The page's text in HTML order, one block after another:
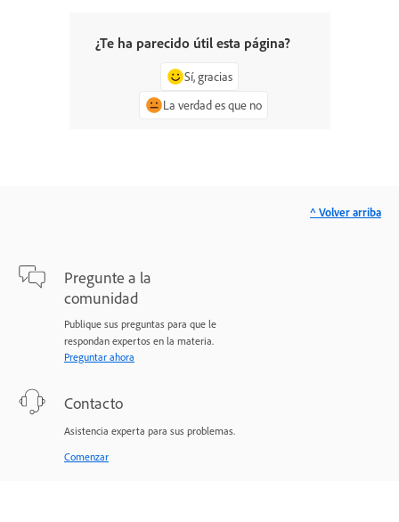
¿Te ha parecido útil esta página?
Sí, gracias
La verdad es que no
Pregunte a la
comunidad
Publique sus preguntas para que le
respondan expertos en la materia.
Preguntar ahora
Contacto
Asistencia experta para sus problemas.
Comenzar
^ Volver arriba